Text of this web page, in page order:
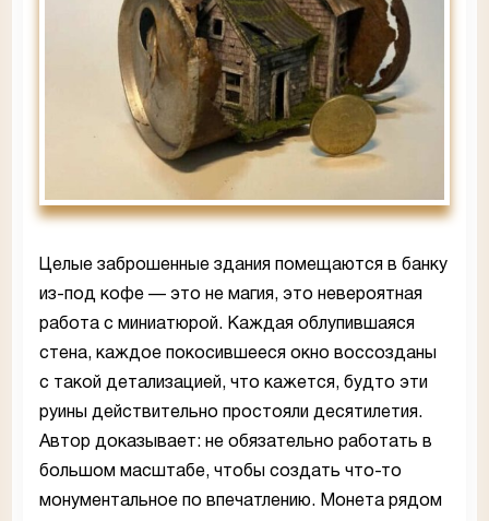
Целые заброшенные здания помещаются в банку
из-под кофе — это не магия, это невероятная
работа с миниатюрой. Каждая облупившаяся
стена, каждое покосившееся окно воссозданы
с такой детализацией, что кажется, будто эти
руины действительно простояли десятилетия.
Автор доказывает: не обязательно работать в
большом масштабе, чтобы создать что-то
монументальное по впечатлению. Монета рядом